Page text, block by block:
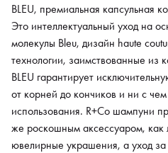
BLEU, премиальная капсульная
Это интеллектуальный уход на
молекулы Bleu, дизайн haute
технологии, заимствованные из
BLEU гарантирует
от корней до кончиков и ни с
использования. R+Co шампуни
же роскошным аксессуаром, как
ювелирные украшения, а уход